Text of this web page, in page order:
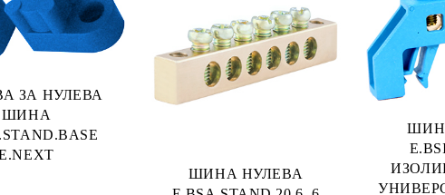
ЗА НУЛЕВА
ШИНА
ШИНА НУЛЕВА